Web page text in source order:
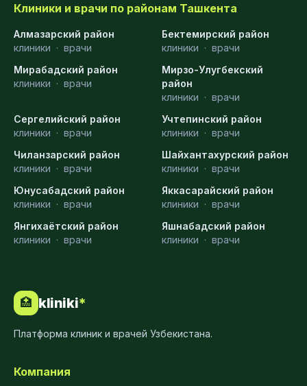
Клиники и врачи по районам Ташкента
Алмазарский район
клиники · врачи
Бектемирский район
клиники · врачи
Мирабадский район
клиники · врачи
Мирзо-Улугбекский
район
клиники · врачи
Сергелийский район
клиники · врачи
Учтепинский район
клиники · врачи
Чиланзарский район
клиники · врачи
Шайхантахурский район
клиники · врачи
Юнусабадский район
клиники · врачи
Яккасарайский район
клиники · врачи
Янгихаётский район
клиники · врачи
Яшнабадский район
клиники · врачи
🏥 kliniki*
Платформа клиник и врачей Узбекистана.
Компания